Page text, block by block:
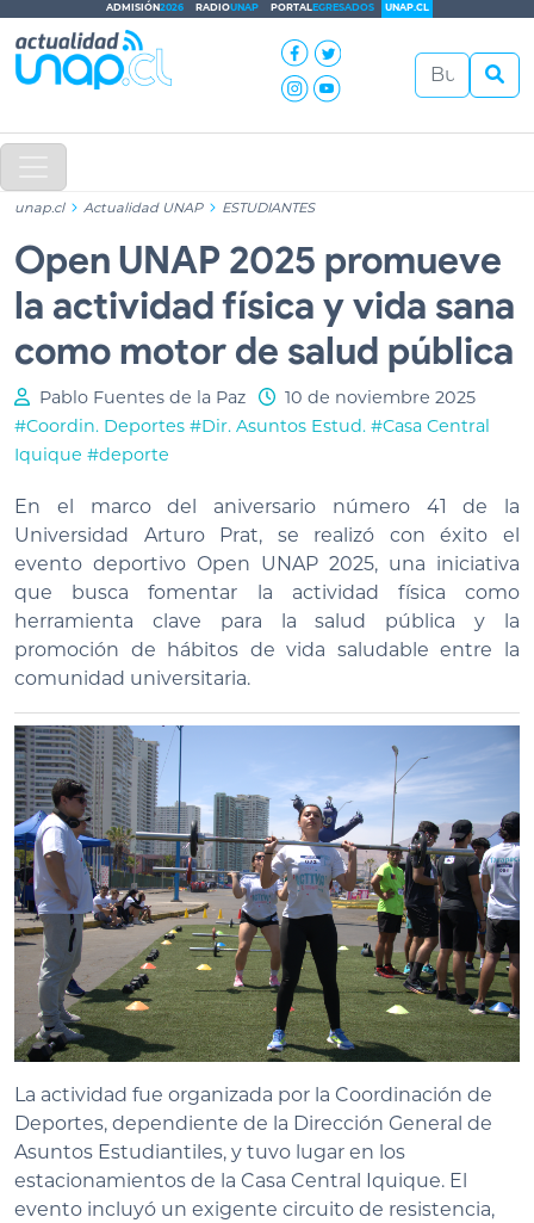
ADMISIÓN2026 RADIOUNAP PORTALEGRESADOS UNAP.CL
unap.cl Actualidad UNAP ESTUDIANTES
Open UNAP 2025 promueve
la actividad física y vida sana
como motor de salud pública
Pablo Fuentes de la Paz
10 de noviembre 2025
#Coordin. Deportes #Dir. Asuntos Estud. #Casa Central
Iquique #deporte
En el marco del aniversario número 41 de la
Universidad Arturo Prat, se realizó con éxito el
evento deportivo Open UNAP 2025, una iniciativa
que busca fomentar la actividad física como
herramienta clave para la salud pública y la
promoción de hábitos de vida saludable entre la
comunidad universitaria.
La actividad fue organizada por la Coordinación de
Deportes, dependiente de la Dirección General de
Asuntos Estudiantiles, y tuvo lugar en los
estacionamientos de la Casa Central Iquique. El
evento incluyó un exigente circuito de resistencia,